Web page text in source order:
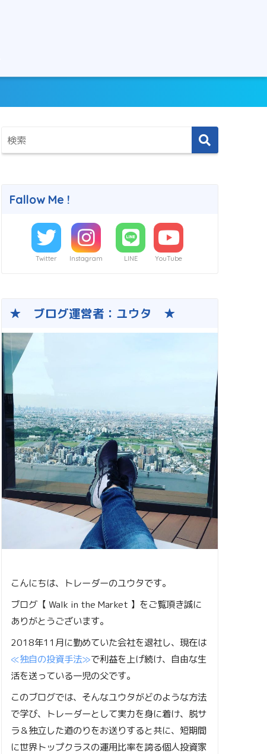
Fallow Me !
Twitter Instagram LINE YouTube
★ ブログ運営者：ユウタ ★
こんにちは、トレーダーのユウタです。
ブログ【 Walk in the Market 】をご覧頂き誠に
ありがとうございます。
2018年11月に勤めていた会社を退社し、現在は
≪独自の投資手法≫で利益を上げ続け、自由な生
活を送っている一児の父です。
このブログでは、そんなユウタがどのような方法
で学び、トレーダーとして実力を身に着け、脱サ
ラ＆独立した道のりをお送りすると共に、短期間
に世界トップクラスの運用比率を誇る個人投資家